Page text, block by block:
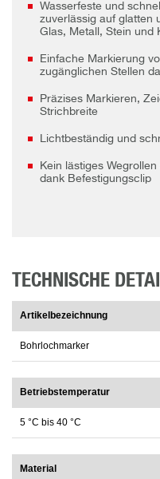
Wasserfeste und
zuverlässig auf glatten
Glas, Metall, Stein und
Einfache Markierung
zugänglichen Stellen
Präzises Markieren,
Strichbreite
Lichtbeständig und
Kein lästiges
dank Befestigungsclip
TECHNISCHE
Artikelbezeichnung
Bohrlochmarker
Betriebstemperatur
5 °C bis 40 °C
Material